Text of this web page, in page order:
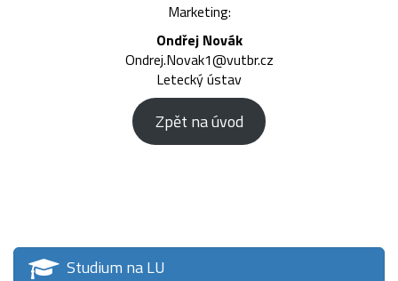
Marketing:
Ondřej Novák
Ondrej.Novak1@vutbr.cz
Letecký ústav
Zpět na úvod
Studium na LU